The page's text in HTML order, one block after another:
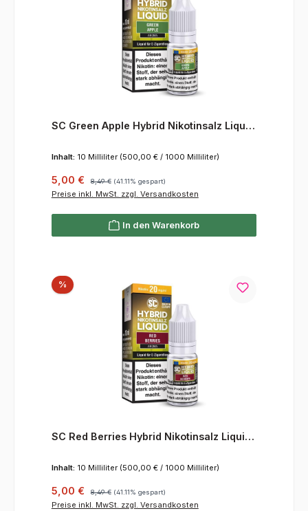
SC Green Apple Hybrid Nikotinsalz Liquid
Inhalt: 10 Milliliter (500,00 € / 1000 Milliliter)
Verkaufspreis:
5,00 € 8,49 € (41.11% gespart)
Preise inkl. MwSt. zzgl. Versandkosten
In den Warenkorb
%Rabatt
SC Red Berries Hybrid Nikotinsalz Liquid
Inhalt: 10 Milliliter (500,00 € / 1000 Milliliter)
Verkaufspreis:
5,00 € Regulärer Preis:
8,49 € (41.11% gespart)
Preise inkl. MwSt. zzgl. Versandkosten